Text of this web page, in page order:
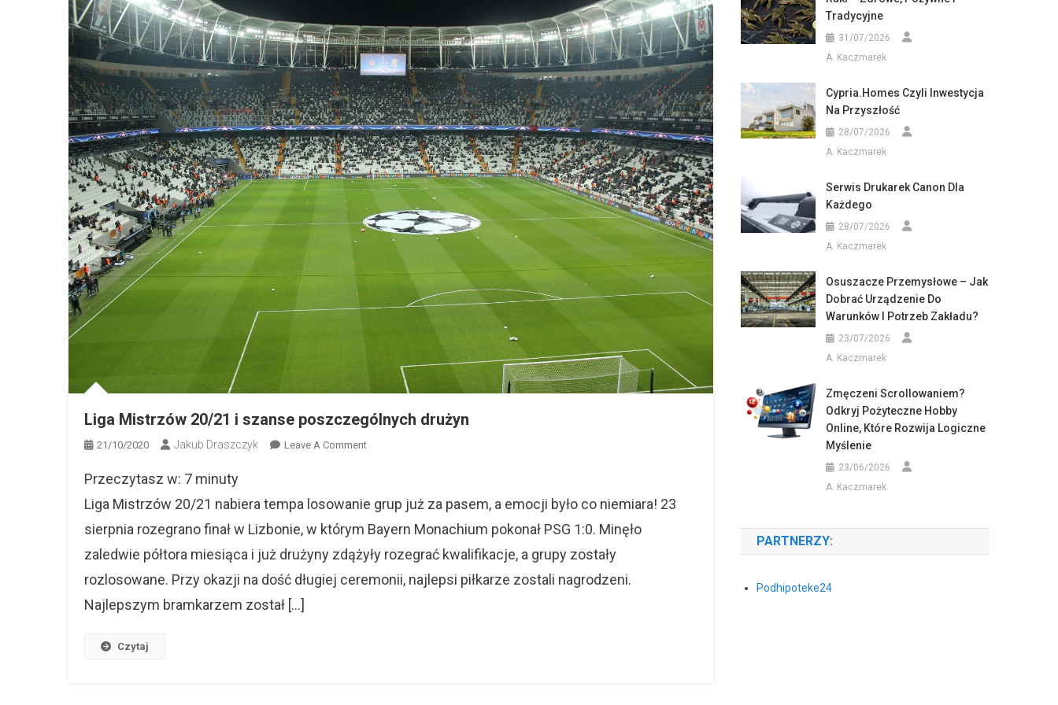
Liga Mistrzów 20/21 i szanse poszczególnych drużyn
21/10/2020 Jakub Draszczyk Leave A CommentOn
Szanse
Poszczególnych
Przeczytasz w: 7 minuty
Liga Mistrzów 20/21 nabiera tempa losowanie grup już za pasem, a emocji było co niemiara! 23
sierpnia rozegrano finał w Lizbonie, w którym Bayern Monachium pokonał PSG 1:0. Minęło
zaledwie półtora miesiąca i już drużyny zdążyły rozegrać kwalifikacje, a grupy zostały
rozlosowane. Przy okazji na dość długiej ceremonii, najlepsi piłkarze zostali nagrodzeni.
Najlepszym bramkarzem został […]
Czytaj
Tradycyjne
31/07/2026
A. Kaczmarek
Cypria.homes Czyli Inwestycja
Na Przyszłość
28/07/2026
A. Kaczmarek
Serwis Drukarek Canon Dla
Każdego
28/07/2026
A. Kaczmarek
Osuszacze Przemysłowe – Jak
Dobrać Urządzenie Do
Warunków I Potrzeb Zakładu?
23/07/2026
A. Kaczmarek
Zmęczeni Scrollowaniem?
Odkryj Pożyteczne Hobby
Online, Które Rozwija Logiczne
Myślenie
23/06/2026
A. Kaczmarek
PARTNERZY:
Podhipoteke24